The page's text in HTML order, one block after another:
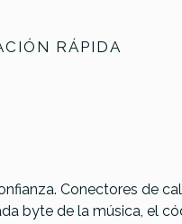
RÁPIDA
Conectores de
byte de la música, el